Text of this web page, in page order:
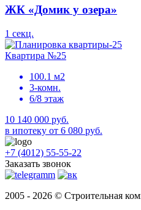
ЖК «Домик у озера»
1 секц.
Квартира №25
100.1 м2
3-комн.
6/8 этаж
10 140 000 руб.
в ипотеку от 6 080 руб.
+7 (4012) 55-55-22
Заказать звонок
2005 - 2026 © Строительная